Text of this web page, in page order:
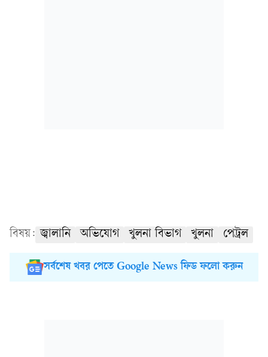
বিষয়: জ্বালানি অভিযোগ খুলনা বিভাগ খুলনা পেট্রল
সর্বশেষ খবর পেতে Google News ফিড ফলো করুন